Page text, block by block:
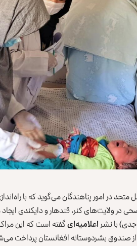
در امور پناهندگان می‌گوید که با
در ولایت‌های کنر، قندهار و دایکندی
اعلامیه‌‌ایگفته است که این
صندوق بشردوستانه افغانستان پرداخت